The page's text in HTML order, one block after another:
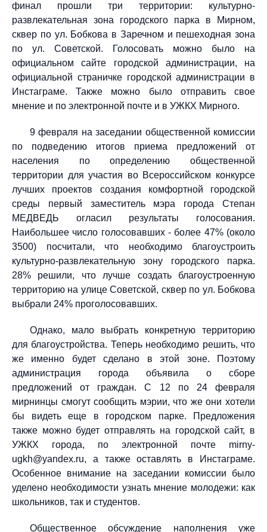
финал прошли три территории: культурно-
развлекательная зона городского парка в Мирном,
сквер по ул. Бобкова в Заречном и пешеходная зона
по ул. Советской. Голосовать можно было на
официальном сайте городской администрации, на
официальной страничке городской администрации в
Инстаграме. Также можно было отправить свое
мнение и по электронной почте и в УЖКХ Мирного.
9 февраля на заседании общественной комиссии
по подведению итогов приема предложений от
населения по определению общественной
территории для участия во Всероссийском конкурсе
лучших проектов создания комфортной городской
среды первый заместитель мэра города Степан
МЕДВЕДЬ огласил результаты голосования.
Наибольшее число голосовавших - более 47% (около
3500) посчитали, что необходимо благоустроить
культурно-развлекательную зону городского парка.
28% решили, что лучше создать благоустроенную
территорию на улице Советской, сквер по ул. Бобкова
выбрали 24% проголосовавших.
Однако, мало выбрать конкретную территорию
для благоустройства. Теперь необходимо решить, что
же именно будет сделано в этой зоне. Поэтому
администрация города объявила о сборе
предложений от граждан. С 12 по 24 февраля
мирнинцы смогут сообщить мэрии, что же они хотели
бы видеть еще в городском парке. Предложения
также можно будет отправлять на городской сайт, в
УЖКХ города, по электронной почте mirny-
ugkh@yandex.ru, а также оставлять в Инстаграме.
Особенное внимание на заседании комиссии было
уделено необходимости узнать мнение молодежи: как
школьников, так и студентов.
Общественное обсуждение наполнения уже